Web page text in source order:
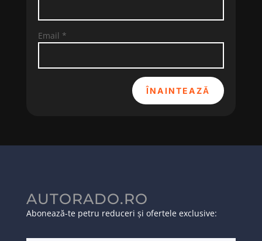
Email *
ÎNAINTEAZĂ
AUTORADO.RO
Abonează-te petru reduceri și ofertele exclusive: